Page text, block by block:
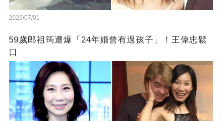
2026/07/01
59歲郎祖筠遭爆「24年婚曾有過孩子」！王偉忠鬆
口